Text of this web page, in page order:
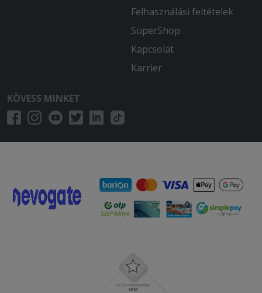
Felhasználási feltételek
SuperShop
Kapcsolat
Karrier
KÖVESS MINKET